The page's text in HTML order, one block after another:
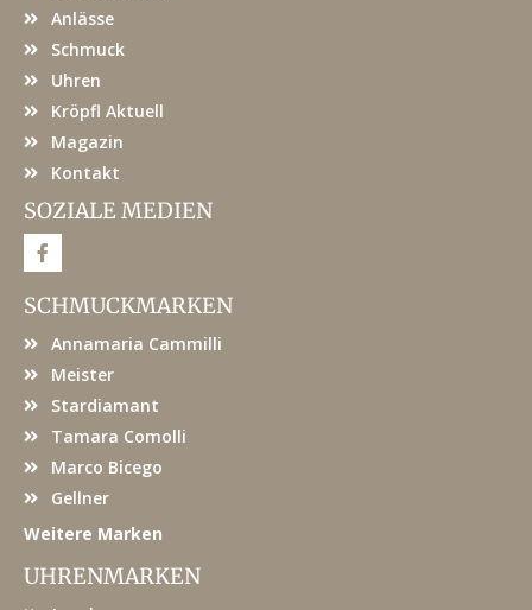
Anlässe
Schmuck
Uhren
Kröpfl Aktuell
Magazin
Kontakt
SOZIALE MEDIEN
F
a
e
b
o
SCHMUCKMARKEN
Annamaria Cammilli
Meister
Stardiamant
Tamara Comolli
Marco Bicego
Gellner
Weitere Marken
UHRENMARKEN